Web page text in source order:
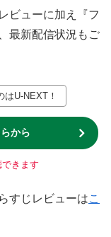
ビューに加え『フ
最新配信状況もご
はU-NEXT！
から
きます
すじレビューはこ